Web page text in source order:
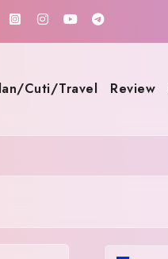
Cuti/Travel Review